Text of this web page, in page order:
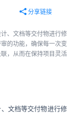
分享链接
、文档等交付物进行修
的功能，确保每一次变
，从而在保持项目灵活
文档等交付物进行修